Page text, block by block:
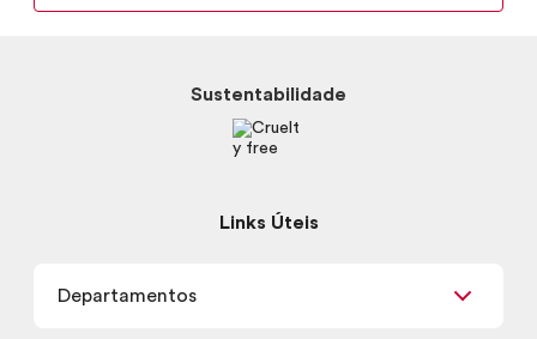
Sustentabilidade
Links Úteis
Departamentos